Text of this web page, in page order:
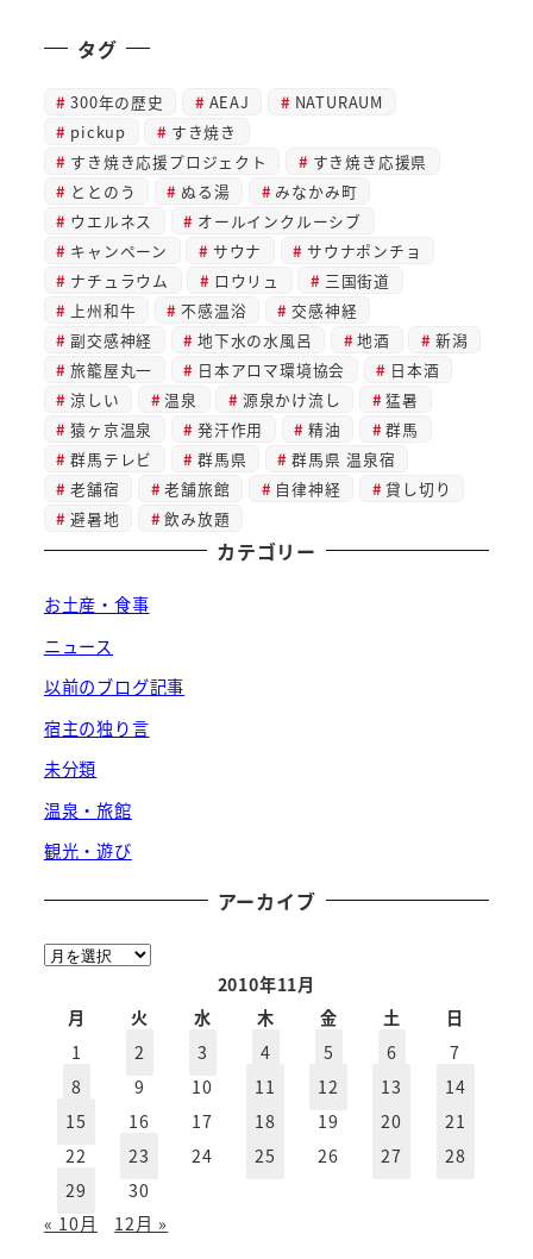
タグ
300年の歴史 AEAJ
NATURAUM
pickup
すき焼き
すき焼き応援プロジェクト
すき焼き応援県
ととのう
ぬる湯
みなかみ町
ウエルネス
オールインクルーシブ
キャンペーン
サウナ
サウナポンチョ
ナチュラウム
ロウリュ
三国街道
上州和牛
不感温浴
交感神経
副交感神経
地下水の水風呂 地酒
新潟
旅籠屋丸一
日本アロマ環境協会
日本酒
涼しい
温泉 源泉かけ流し
猛暑
猿ヶ京温泉
発汗作用 精油
群馬
群馬テレビ
群馬県
群馬県 温泉宿
老舗宿
老舗旅館 自律神経
貸し切り
避暑地
飲み放題
カテゴリー
お土産・食事
ニュース
以前のブログ記事
宿主の独り言
未分類
温泉・旅館
観光・遊び
アーカイブ
ア
2010年11月
月
火 水 木 金 土
日
1
2 3 4 5 6
7
8
9 10 11 12 13
14
15
16 17 18 19 20
21
22
23 24 25 26 27
28
29
30
« 10月
12月 »